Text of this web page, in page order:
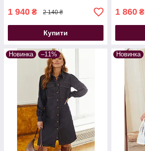
1 940 ₴ 2 140 ₴
Купити
1 860 ₴
Новинка –11% Новинка